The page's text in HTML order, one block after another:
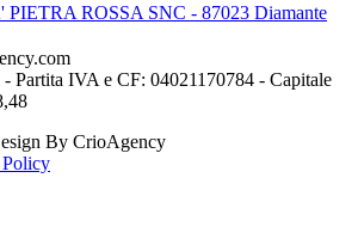
ROSSA SNC - 87023 Diamante
Partita IVA e CF: 04021170784 - Capitale
By CrioAgency